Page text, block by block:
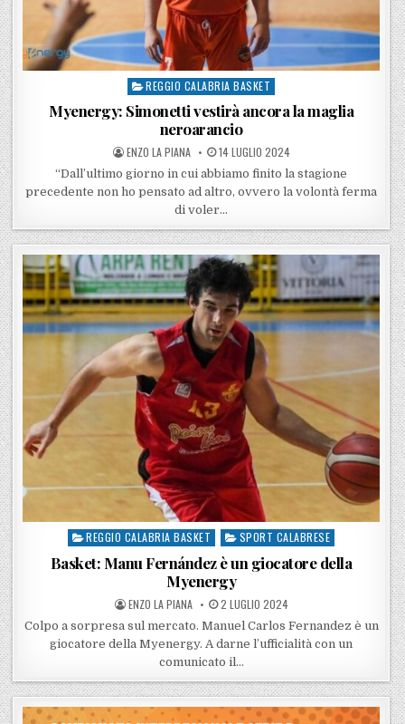
Posted in
REGGIO CALABRIA BASKET
Myenergy: Simonetti vestirà ancora la maglia
neroarancio
POSTED BY
ENZO LA PIANA POSTED ON
14 LUGLIO 2024
“Dall’ultimo giorno in cui abbiamo finito la stagione
precedente non ho pensato ad altro, ovvero la volontà ferma
di voler…
Posted in
REGGIO CALABRIA BASKET SPORT CALABRESE
Basket: Manu Fernández è un giocatore della
Myenergy
POSTED BY
ENZO LA PIANA POSTED ON
2 LUGLIO 2024
Colpo a sorpresa sul mercato. Manuel Carlos Fernandez è un
giocatore della Myenergy. A darne l’ufficialità con un
comunicato il…